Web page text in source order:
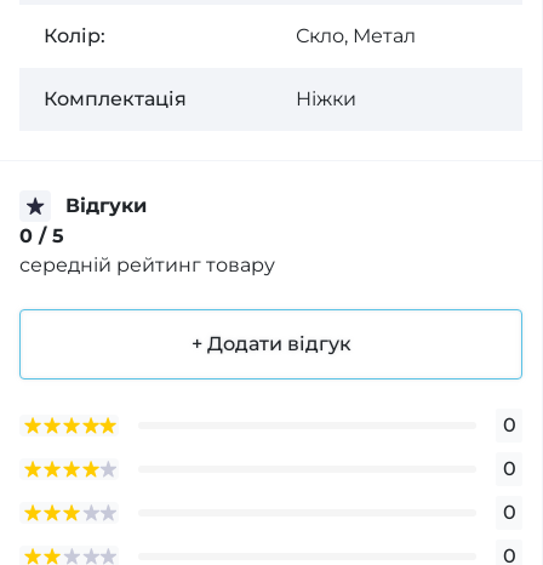
Колір: Скло, Метал
Комплектація Ніжки
Відгуки
0 / 5
середній рейтинг товару
+ Додати відгук
0
0
0
0